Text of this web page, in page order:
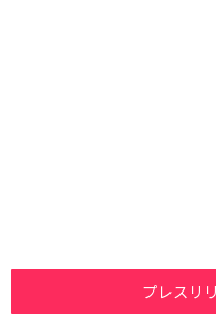
プレスリ